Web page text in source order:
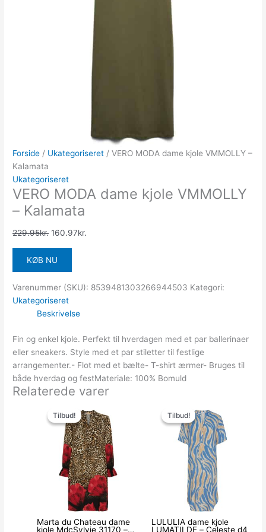
Forside / Ukategoriseret / VERO MODA dame kjole VMMOLLY –
Kalamata
Ukategoriseret
VERO MODA dame kjole VMMOLLY
– Kalamata
229.95kr. 160.97kr.
KØB NU
Varenummer (SKU): 8539481303266944503 Kategori:
Ukategoriseret
Beskrivelse
Fin og enkel kjole. Perfekt til hverdagen med et par ballerinaer
eller sneakers. Style med et par stiletter til festlige
arrangementer.- Flot med et bælte- T-shirt ærmer- Bruges til
både hverdag og festMateriale: 100% Bomuld
Relaterede varer
Tilbud!
Tilbud!
Marta du Chateau dame
kjole MdcSylvie 31170 –
oprindelige
pris
var:
449.00kr..
pris
er:
150.00kr..
Tilbud!
Tilbud!
LULULIA dame kjole
LUMATILDE – Celeste d4
oprindelige
pris
var:
449.00kr..
pris
er:
100.00kr..